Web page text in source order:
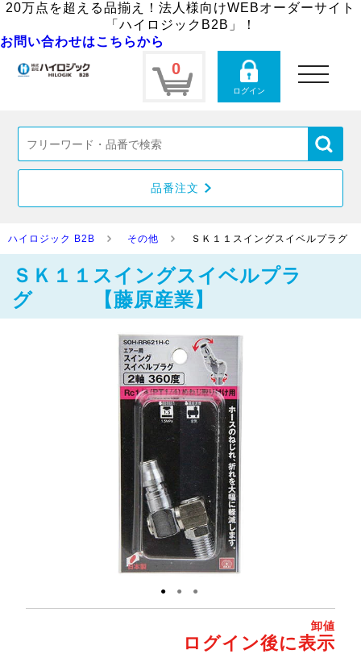
20万点を超える品揃え！法人様向けWEBオーダーサイト
「ハイロジックB2B」！
お問い合わせはこちらから
0
ログイン
toggle
navigation
品番注文
ハイロジック B2B その他 ＳＫ１１スイングスイベルプラ
ＳＫ１１スイングスイベルプラ
グ 【藤原産業】
● ● ●
卸値
ログイン後に表示